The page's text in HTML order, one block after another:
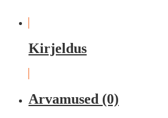
Kirjeldus
Arvamused (0)